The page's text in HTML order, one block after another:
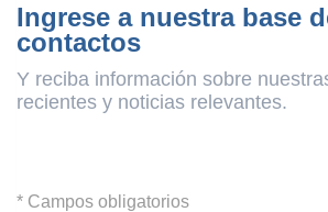
Ingrese a nuestra base
contactos
Y reciba información sobre
recientes y noticias relevantes.
* Campos obligatorios